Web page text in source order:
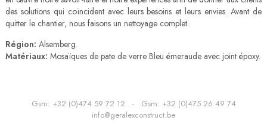
des solutions qui coïncident avec leurs besoins et leurs envies. Avant de
quitter le chantier, nous faisons un nettoyage complet.
Région: Alsemberg.
Matériaux: Mosaïques de pate de verre Bleu émeraude avec joint époxy.
Gsm: +32 (0)474 59 72 12 - Gsm: +32 (0)475 26 49 74
info@geralexconstruct.be